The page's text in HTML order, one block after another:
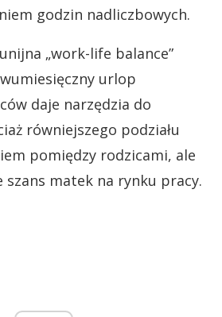
godzin nadliczbowych.
„work-life balance”
urlop
daje narzędzia do
równiejszego podziału
pomiędzy rodzicami, ale
szans matek na rynku pracy.